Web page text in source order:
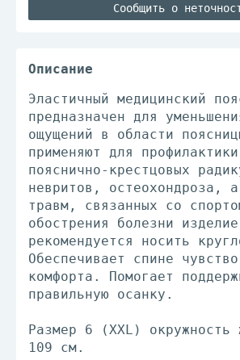
Сообщить о
Описание
Эластичный медицинский
предназначен для
ощущений в области
применяют для
пояснично-крестцовых
невритов, остеохондроза,
травм, связанных со
обострения болезни изделие
рекомендуется носить
Обеспечивает спине
комфорта. Помогает
правильную осанку.
Размер 6 (XXL) окружность
109 см.